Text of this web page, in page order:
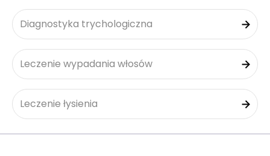
Diagnostyka trychologiczna
Leczenie wypadania włosów
Leczenie łysienia